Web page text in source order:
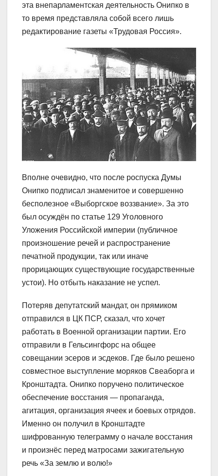
эта внепарламентская деятельность Онипко в
то время представляла собой всего лишь
редактирование газеты «Трудовая Россия».
Вполне очевидно, что после роспуска Думы
Онипко подписал знаменитое и совершенно
бесполезное «Выборгское воззвание». За это
был осуждён по статье 129 Уголовного
Уложения Российской империи (публичное
произношение речей и распространение
печатной продукции, так или иначе
прорицающих существующие государственные
устои). Но отбыть наказание не успел.
Потеряв депутатский мандат, он прямиком
отправился в ЦК ПСР, сказал, что хочет
работать в Военной организации партии. Его
отправили в Гельсингфорс на общее
совещании эсеров и эсдеков. Где было решено
совместное выступление моряков Свеаборга и
Кронштадта. Онипко поручено политическое
обеспечение восстания ― пропаганда,
агитация, организация ячеек и боевых отрядов.
Именно он получил в Кронштадте
шифрованную телеграмму о начале восстания
и произнёс перед матросами зажигательную
речь «За землю и волю!»